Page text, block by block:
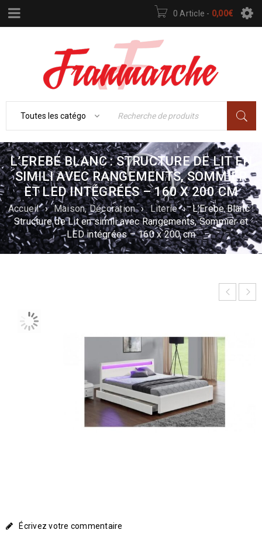
0 Article - 0,00€
L’EREBE BLANC : STRUCTURE DE LIT EN
SIMILI AVEC RANGEMENTS, SOMMIER
ET LED INTÉGRÉES – 160 X 200 CM
Accueil › Maison, Décoration › Literie › L’Erebe Blanc :
Structure de Lit en simili avec Rangements, Sommier et
LED intégrées – 160 x 200 cm
Écrivez votre commentaire